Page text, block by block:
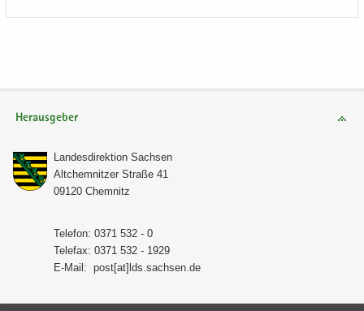
Herausgeber
Lan­des­di­rek­ti­on Sach­sen
Alt­chem­nit­zer Stra­ße 41
09120 Chem­nitz
Te­le­fon: 0371 532 - 0
Te­le­fax: 0371 532 - 1929
E-​Mail: post[at]lds.sach­sen.de